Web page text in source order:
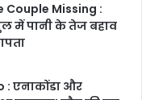
Missing :
में पानी के तेज बहाव
: एनाकोंडा और